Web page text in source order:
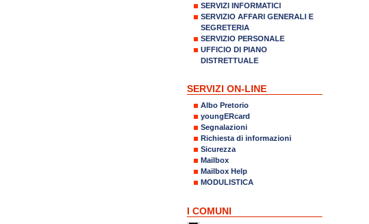
SERVIZI INFORMATICI
SERVIZIO AFFARI GENERALI E
SEGRETERIA
SERVIZIO PERSONALE
UFFICIO DI PIANO
DISTRETTUALE
SERVIZI ON-LINE
Albo Pretorio
youngERcard
Segnalazioni
Richiesta di informazioni
Sicurezza
Mailbox
Mailbox Help
MODULISTICA
I COMUNI